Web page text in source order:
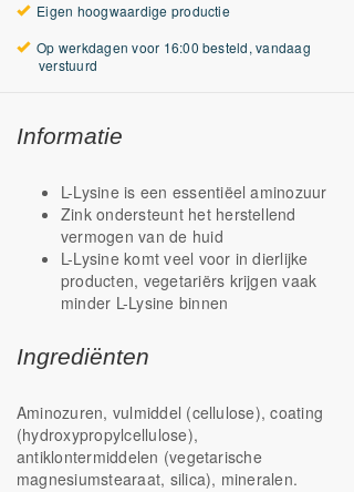
Eigen hoogwaardige productie
Op werkdagen voor 16:00 besteld, vandaag
verstuurd
Informatie
L-Lysine is een essentiëel aminozuur
Zink ondersteunt het herstellend
vermogen van de huid
L-Lysine komt veel voor in dierlijke
producten, vegetariërs krijgen vaak
minder L-Lysine binnen
Ingrediënten
Aminozuren, vulmiddel (cellulose), coating
(hydroxypropylcellulose),
antiklontermiddelen (vegetarische
magnesiumstearaat, silica), mineralen.